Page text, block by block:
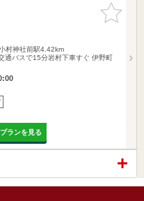
お気に入
りに追加
村神社前駅4.42km
通バスで15分岩村下車すぐ 伊野町
ランを見る